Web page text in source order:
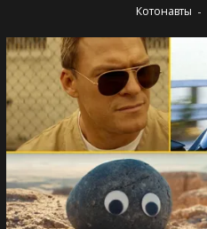
Котонавты -